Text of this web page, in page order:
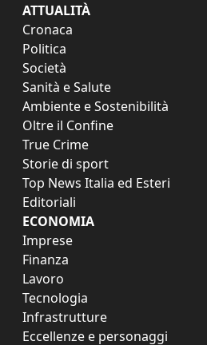
ATTUALITÀ
Cronaca
Politica
Società
Sanità e Salute
Ambiente e Sostenibilità
Oltre il Confine
True Crime
Storie di sport
Top News Italia ed Esteri
Editoriali
ECONOMIA
Imprese
Finanza
Lavoro
Tecnologia
Infrastrutture
Eccellenze e personaggi